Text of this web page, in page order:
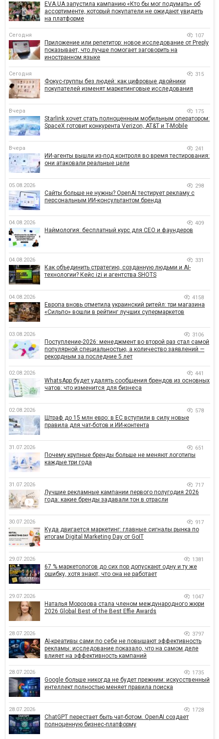
EVA.UA запустила кампанию «Кто бы мог подумать» об
ассортименте, который покупатели не ожидают увидеть
на платформе
Сегодня 107
Приложение или репетитор: новое исследование от Preply
показывает, что лучше помогает заговорить на
иностранном языке
Сегодня 315
Фокус-группы без людей: как цифровые двойники
покупателей изменят маркетинговые исследования
Вчера 175
Starlink хочет стать полноценным мобильным оператором:
SpaceX готовит конкурента Verizon, AT&T и T-Mobile
Вчера 241
ИИ-агенты вышли из-под контроля во время тестирования:
они атаковали реальные цели
05.08.2026 298
Сайты больше не нужны? OpenAI тестирует рекламу с
персональным ИИ-консультантом бренда
04.08.2026 409
Наймология: бесплатный курс для CEO и фаундеров
04.08.2026 331
Как объединить стратегию, созданную людьми и AI-
технологии? Кейс izi и агентства SHOTS
04.08.2026 4158
Европа вновь отметила украинский ритейл: три магазина
«Сильпо» вошли в рейтинг лучших супермаркетов
03.08.2026 3106
Поступление-2026: менеджмент во второй раз стал самой
популярной специальностью, а количество заявлений —
рекордным за последние 5 лет
02.08.2026 441
WhatsApp будет удалять сообщения брендов из основных
чатов: что изменится для бизнеса
02.08.2026 578
Штраф до 15 млн евро: в ЕС вступили в силу новые
правила для чат-ботов и ИИ-контента
31.07.2026 651
Почему крупные бренды больше не меняют логотипы
каждые три года
31.07.2026 717
Лучшие рекламные кампании первого полугодия 2026
года: какие бренды задавали тон в отрасли
30.07.2026 917
Куда двигается маркетинг: главные сигналы рынка по
итогам Digital Marketing Day от GoIT
29.07.2026 1381
67 % маркетологов до сих пор допускают одну и ту же
ошибку, хотя знают, что она не работает
29.07.2026 1047
Наталья Морозова стала членом международного жюри
2026 Global Best of the Best Effie Awards
28.07.2026 3797
AI-креативы сами по себе не повышают эффективность
рекламы: исследование показало, что на самом деле
влияет на эффективность кампаний
28.07.2026 1735
Google больше никогда не будет прежним: искусственный
интеллект полностью меняет правила поиска
28.07.2026 1728
ChatGPT перестает быть чат-ботом. OpenAI создает
полноценную бизнес-платформу